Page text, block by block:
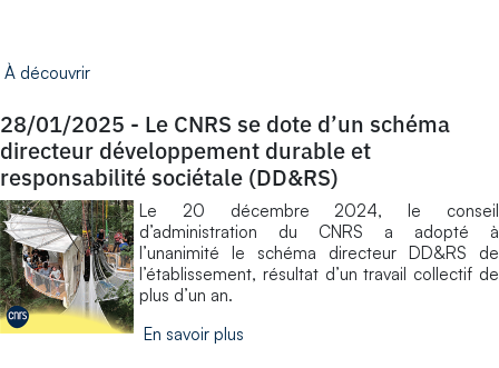
À découvrir
28/01/2025 - Le CNRS se dote d’un schéma
directeur développement durable et
responsabilité sociétale (DD&RS)
Le 20 décembre 2024, le conseil
d’administration du CNRS a adopté à
l’unanimité le schéma directeur DD&RS de
l’établissement, résultat d’un travail collectif de
plus d’un an.
En savoir plus